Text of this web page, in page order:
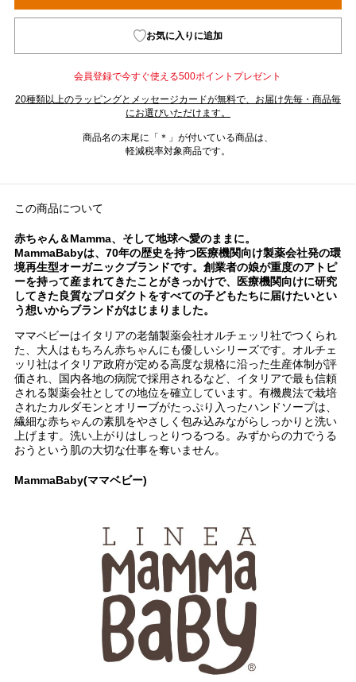
お気に入りに追加
会員登録で今すぐ使える500ポイントプレゼント
20種類以上のラッピングとメッセージカードが無料で、お届け先毎・商品毎
にお選びいただけます。
商品名の末尾に「＊」が付いている商品は、
軽減税率対象商品です。
この商品について
赤ちゃん＆Mamma、そして地球へ愛のままに。
MammaBabyは、70年の歴史を持つ医療機関向け製薬会社発の環
境再生型オーガニックブランドです。創業者の娘が重度のアトピ
ーを持って産まれてきたことがきっかけで、医療機関向けに研究
してきた良質なプロダクトをすべての子どもたちに届けたいとい
う想いからブランドがはじまりました。
ママベビーはイタリアの老舗製薬会社オルチェッリ社でつくられ
た、大人はもちろん赤ちゃんにも優しいシリーズです。オルチェ
ッリ社はイタリア政府が定める高度な規格に沿った生産体制が評
価され、国内各地の病院で採用されるなど、イタリアで最も信頼
される製薬会社としての地位を確立しています。有機農法で栽培
されたカルダモンとオリーブがたっぷり入ったハンドソープは、
繊細な赤ちゃんの素肌をやさしく包み込みながらしっかりと洗い
上げます。洗い上がりはしっとりつるつる。みずからの力でうる
おうという肌の大切な仕事を奪いません。
MammaBaby(ママベビー)